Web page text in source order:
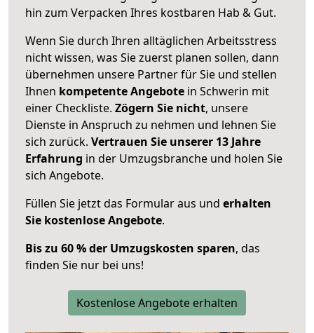
hin zum Verpacken Ihres kostbaren Hab & Gut.
Wenn Sie durch Ihren alltäglichen Arbeitsstress
nicht wissen, was Sie zuerst planen sollen, dann
übernehmen unsere Partner für Sie und stellen
Ihnen kompetente Angebote in Schwerin mit
einer Checkliste. Zögern Sie nicht, unsere
Dienste in Anspruch zu nehmen und lehnen Sie
sich zurück. Vertrauen Sie unserer 13 Jahre
Erfahrung in der Umzugsbranche und holen Sie
sich Angebote.
Füllen Sie jetzt das Formular aus und erhalten
Sie kostenlose Angebote.
Bis zu 60 % der Umzugskosten sparen, das
finden Sie nur bei uns!
Kostenlose Angebote erhalten